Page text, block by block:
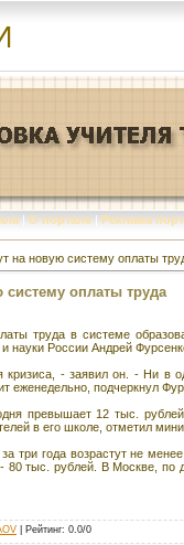
| О портале | Реклама
на новую систему оплаты
систему оплаты труда
труда в системе
России Андрей
- заявил он. - Ни в
еженедельно, подчеркнул
превышает 12 тыс.
в его школе, отметил
три года возрастут не
тыс. рублей. В Москве, по
Рейтинг: 0.0/0